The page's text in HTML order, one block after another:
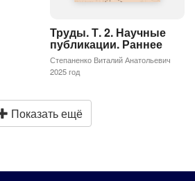
Труды. Т. 2. Научные
публикации. Раннее
Степаненко Виталий Анатольевич
2025 год
Показать ещё